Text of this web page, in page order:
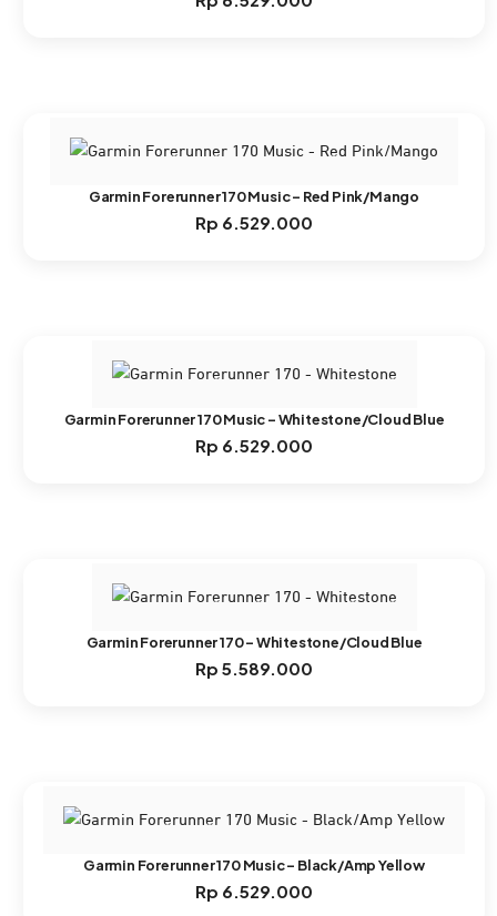
Garmin Forerunner 170 Music – Red Pink/Mango
Rp 6.529.000
Garmin Forerunner 170 Music – Whitestone/Cloud Blue
Rp 6.529.000
Garmin Forerunner 170 – Whitestone/Cloud Blue
Rp 5.589.000
Garmin Forerunner 170 Music – Black/Amp Yellow
Rp 6.529.000